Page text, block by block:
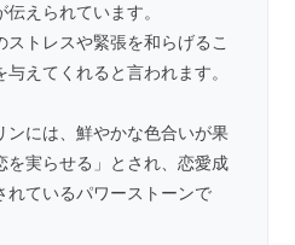
えられています。
トレスや緊張を和らげるこ
えてくれると言われます。
ンには、鮮やかな色合いが果
を実らせる」とされ、恋愛成
れているパワーストーンで